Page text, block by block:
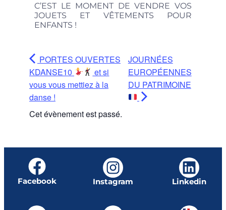
C’EST LE MOMENT DE VENDRE VOS
JOUETS ET VÊTEMENTS POUR
ENFANTS !
PORTES OUVERTES
KDANSE10
et si
vous vous mettiez à la
danse !
JOURNÉES
EUROPÉENNES
DU PATRIMOINE
Cet évènement est passé.
Facebook Instagram Linkedin